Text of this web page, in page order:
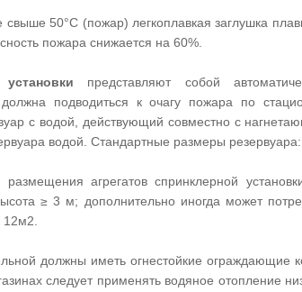
свыше 50°С (пожар) легкоплавкая заглушка
пожара снижается на 60%.
представляют собой
подводиться к очагу пожара по
с водой, действующий совместно с
водой. Стандартные размеры
агрегатов спринклерной
≥ 3 м; дополнительно иногда может
должны иметь огнестойкие ограждающие
следует применять водяное отопление